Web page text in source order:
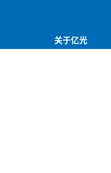
关于亿光